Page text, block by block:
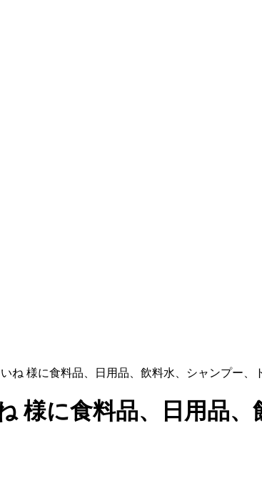
ね 様に食料品、日用品、飲料水、シャンプー、
様に食料品、日用品